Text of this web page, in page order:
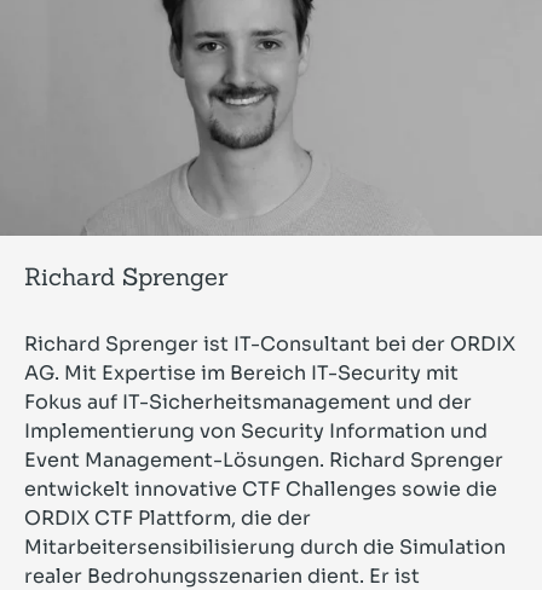
Richard Sprenger
Richard Sprenger ist IT-Consultant bei der ORDIX
AG. Mit Expertise im Bereich IT-Security mit
Fokus auf IT-Sicherheitsmanagement und der
Implementierung von Security Information und
Event Management-Lösungen. Richard Sprenger
entwickelt innovative CTF Challenges sowie die
ORDIX CTF Plattform, die der
Mitarbeitersensibilisierung durch die Simulation
realer Bedrohungsszenarien dient. Er ist